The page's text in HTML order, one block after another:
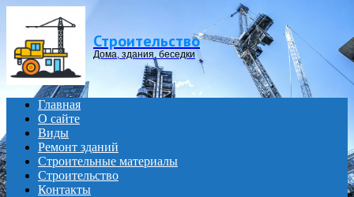
Строительство
Дома, здания, беседки
Главная
О сайте
Виды
Ремонт зданий
Строительные материалы
Строительство
Контакты